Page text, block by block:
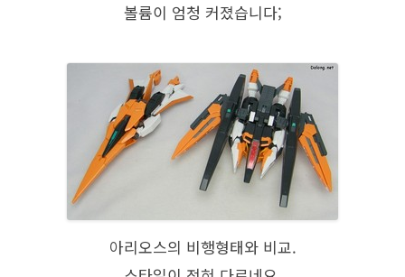
볼륨이 엄청 커졌습니다;
아리오스의 비행형태와 비교.